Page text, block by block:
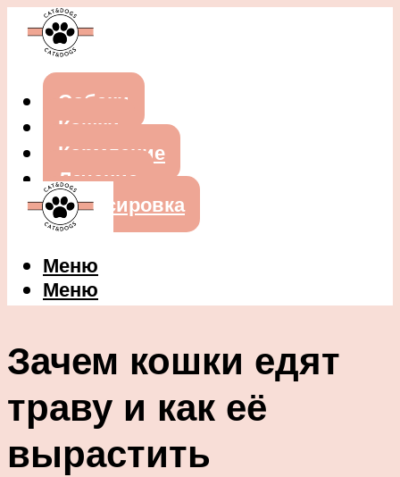
Собаки
Кошки
Кормление
Лечение
Дрессировка
Меню
Меню
Зачем кошки едят
траву и как её
вырастить